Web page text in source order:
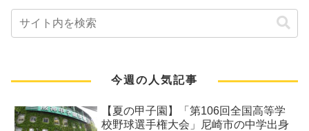
今週の人気記事
【夏の甲子園】「第106回全国高等学
校野球選手権大会」尼崎市の中学出身